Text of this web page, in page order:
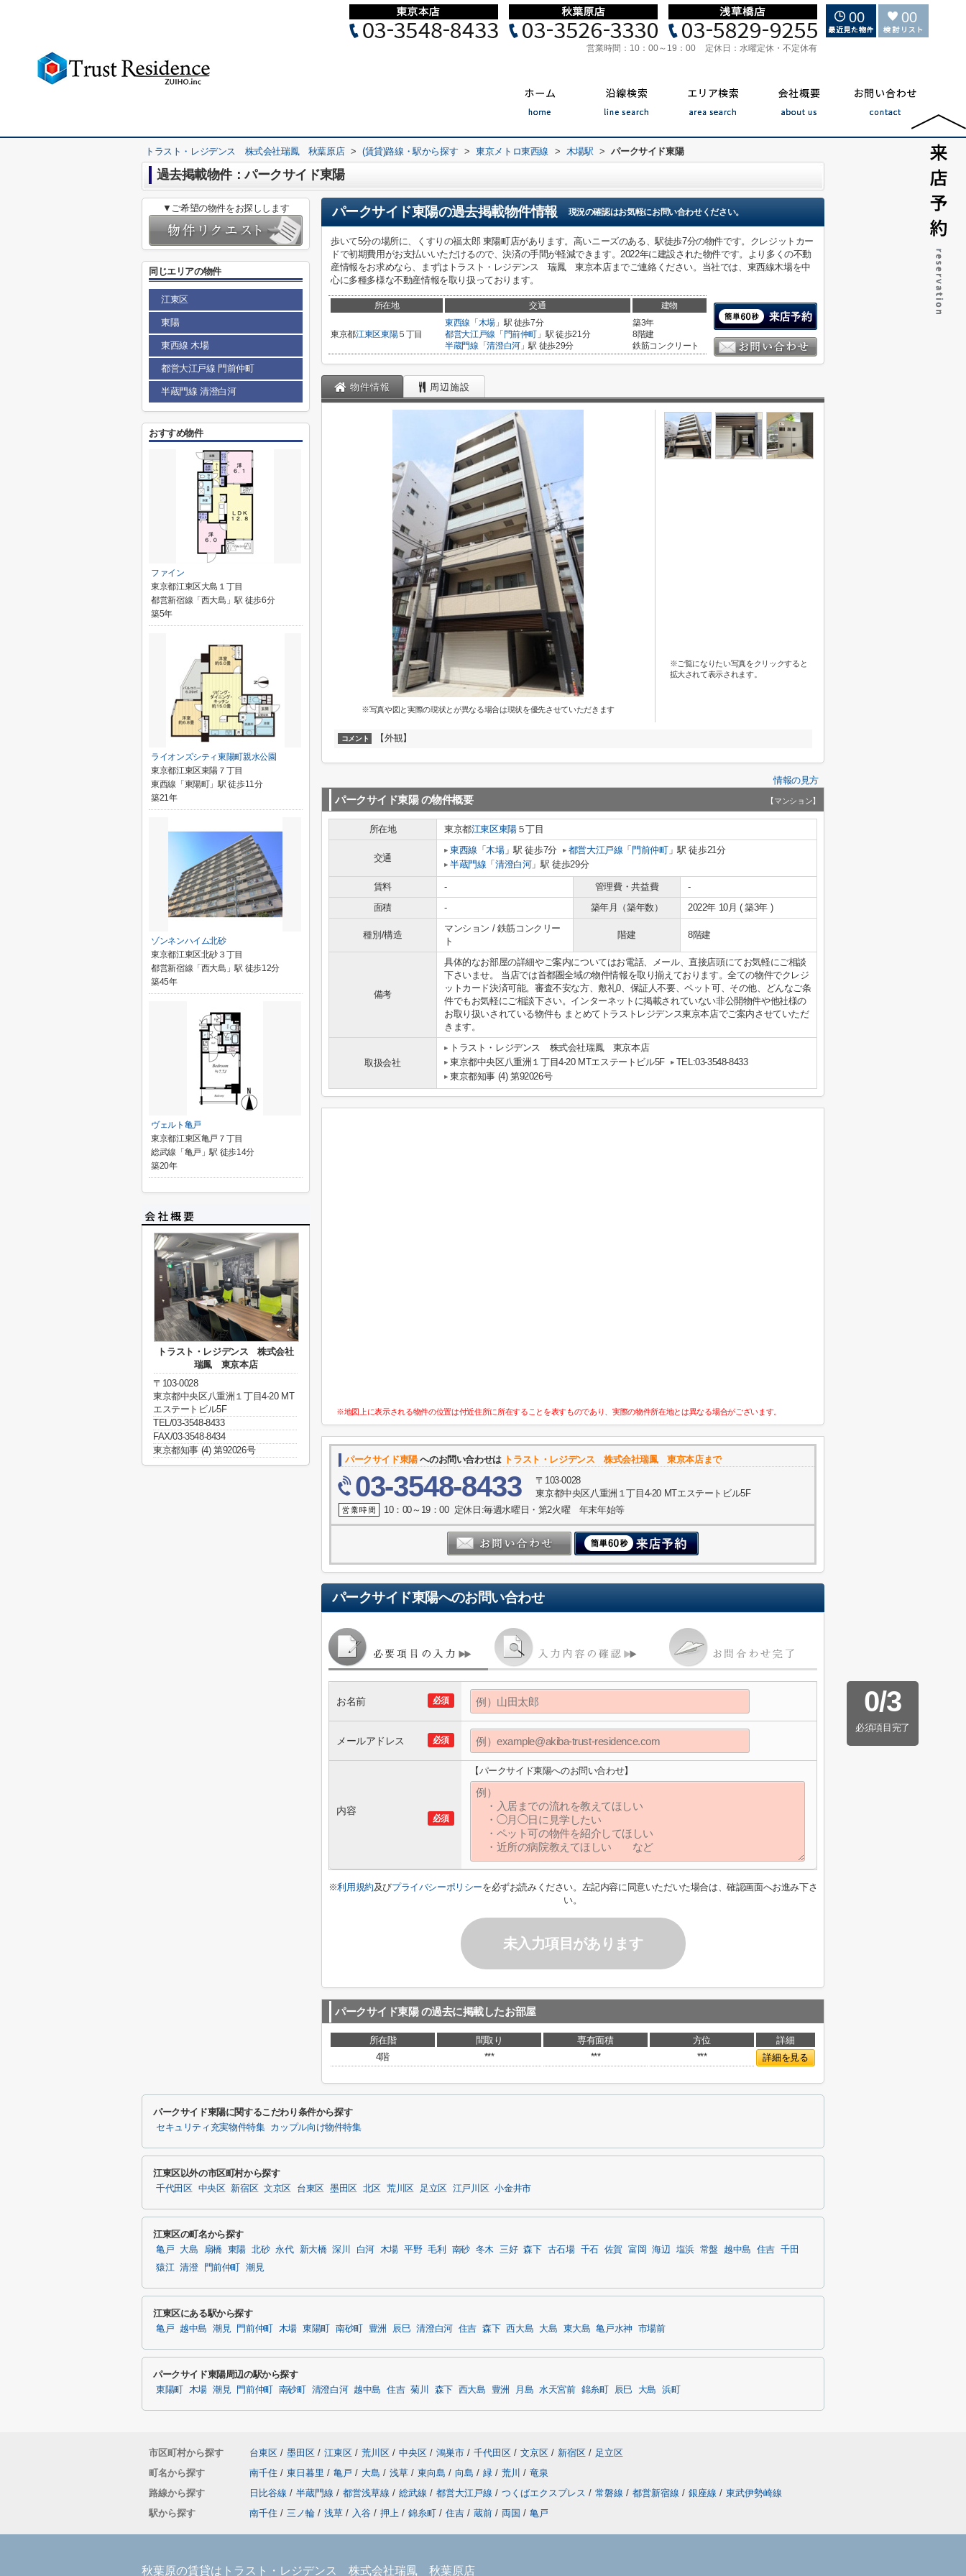
営業時間： 10：00～19：00 定休日： 水曜定休・不定休有
00 00
トラスト・レジデンス 株式会社瑞鳳 秋葉原店 > (賃貸)路線・駅から探す > 東京メトロ東西線 > 木場駅 > パークサイド東陽
過去掲載物件：パークサイド東陽
パークサイド東陽の過去掲載物件情報 現況の確認はお気軽にお問い合わせください。
歩いて5分の場所に、くすりの福太郎 東陽町店があります。高いニーズのある、駅徒歩7分の物件です。クレジットカー
ドで初期費用がお支払いいただけるので、決済の手間が軽減できます。2022年に建設された物件です。より多くの不動
産情報をお求めなら、まずはトラスト・レジデンス 瑞鳳 東京本店までご連絡ください。当社では、東西線木場を中
心に多種多様な不動産情報を取り扱っております。
所在地 交通 建物
東京都江東区東陽５丁目
東西線 「 木場」駅 徒歩7分
都営大江戸線 「 門前仲町 」駅 徒歩21分
半蔵門線 「清澄白河」駅 徒歩29分
築3年
8階建
鉄筋コンクリート
物件情報 周辺施設
※写真や図と実際の現状とが異なる場合は現状を優先させていただきます
※ご覧になりたい写真をクリックすると
拡大されて表示されます。
コメント 【外観】
情報の見方
パークサイド東陽 の物件概要 【マンション】
所在地 東京都江東区東陽５丁目
交通
東西線 「木場」駅 徒歩7分 都営大江戸線 「 門前仲町」駅 徒歩21分
半蔵門線 「清澄白河」駅 徒歩29分
賃料 - 管理費・共益費
-
面積
- 築年月（築年数） 2022年 10月 ( 築3年 )
種別/構造
マンション / 鉄筋コンクリー
ト
階建 8階建
備考
具体的なお部屋の詳細やご案内についてはお電話、メール、直接店頭にてお気軽にご相談
下さいませ。 当店では首都圏全域の物件情報を取り揃えております。全ての物件でクレジ
ットカード決済可能。審査不安な方、敷礼0、保証人不要、ペット可、その他、どんなご条
件でもお気軽にご相談下さい。インターネットに掲載されていない非公開物件や他社様の
お取り扱いされている物件も まとめてトラストレジデンス東京本店でご案内させていただ
きます。
取扱会社
トラスト・レジデンス 株式会社瑞鳳 東京本店
東京都中央区八重洲１丁目4-20 MTエステートビル5F
TEL:03-3548-8433
東京都知事 (4) 第92026号
※地図上に表示される物件の位置は付近住所に所在することを表すものであり、実際の物件所在地とは異なる場合がございます。
パークサイド東陽へのお問い合わせは トラスト・レジデンス 株式会社瑞鳳 東京本店まで
03-3548-8433
〒103-0028
東京都中央区八重洲１丁目4-20 MTエステートビル5F
10：00～19：00 定休日:毎週水曜日・第2火曜 年末年始等
パークサイド東陽へのお問い合わせ
0/3
必須項目完了
必須
お名前
必須
メールアドレス
必須
内容
【パークサイド東陽へのお問い合わせ】
※利用規約及びプライバシーポリシーを必ずお読みください。左記内容に同意いただいた場合は、確認画面へお進み下さ
い。
未入力項目があります
パークサイド東陽 の過去に掲載したお部屋
所在階 間取り 専有面積 方位
詳細
4階
*** *** *** 詳細を見る
▼ご希望の物件をお探しします
同じエリアの物件
江東区
東陽
東西線 木場
都営大江戸線 門前仲町
半蔵門線 清澄白河
おすすめ物件
ファイン
東京都江東区大島１丁目
都営新宿線「西大島」駅 徒歩6分
築5年
ライオンズシティ東陽町親水公園
東京都江東区東陽７丁目
東西線「東陽町」駅 徒歩11分
築21年
ゾンネンハイム北砂
東京都江東区北砂３丁目
都営新宿線「西大島」駅 徒歩12分
築45年
ヴェルト亀戸
東京都江東区亀戸７丁目
総武線「亀戸」駅 徒歩14分
築20年
トラスト・レジデンス 株式会社
瑞鳳 東京本店
〒103-0028
東京都中央区八重洲１丁目4-20 MT
エステートビル5F
TEL/03-3548-8433
FAX/03-3548-8434
東京都知事 (4) 第92026号
パークサイド東陽に関するこだわり条件から探す
セキュリティ充実物件特集 カップル向け物件特集
江東区以外の市区町村から探す
千代田区 中央区 新宿区 文京区 台東区 墨田区 北区 荒川区 足立区 江戸川区 小金井市
江東区の町名から探す
亀戸 大島 扇橋 東陽 北砂 永代 新大橋 深川 白河 木場 平野 毛利 南砂 冬木 三好 森下 古石場 千石 佐賀 富岡 海辺 塩浜 常盤 越中島 住吉 千田
猿江 清澄 門前仲町 潮見
江東区にある駅から探す
亀戸 越中島 潮見 門前仲町 木場 東陽町 南砂町 豊洲 辰巳 清澄白河 住吉 森下 西大島 大島 東大島 亀戸水神 市場前
パークサイド東陽周辺の駅から探す
東陽町 木場 潮見 門前仲町 南砂町 清澄白河 越中島 住吉 菊川 森下 西大島 豊洲 月島 水天宮前 錦糸町 辰巳 大島 浜町
市区町村から探す 台東区 / 墨田区 / 江東区 / 荒川区 / 中央区 / 鴻巣市 / 千代田区 / 文京区 / 新宿区 / 足立区
町名から探す
南千住 / 東日暮里 / 亀戸 / 大島 / 浅草 / 東向島 / 向島 / 緑 / 荒川 / 竜泉
路線から探す
日比谷線 / 半蔵門線 / 都営浅草線 / 総武線 / 都営大江戸線 / つくばエクスプレス / 常磐線 / 都営新宿線 / 銀座線 / 東武伊勢崎線
駅から探す
南千住 / 三ノ輪 / 浅草 / 入谷 / 押上 / 錦糸町 / 住吉 / 蔵前 / 両国 / 亀戸
秋葉原の賃貸はトラスト・レジデンス 株式会社瑞鳳 秋葉原店